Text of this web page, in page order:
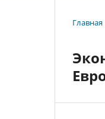
Главная